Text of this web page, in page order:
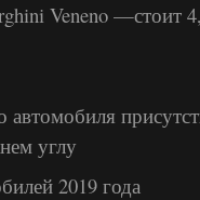
Veneno —стоит
углу
2019 года